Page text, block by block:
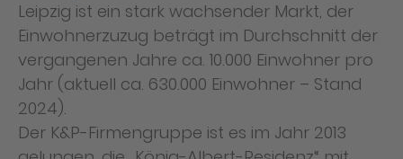
Leipzig ist ein stark wachsender Markt, der
Einwohnerzuzug beträgt im Durchschnitt der
vergangenen Jahre ca. 10.000 Einwohner pro
Jahr (aktuell ca. 630.000 Einwohner – Stand
2024).
Der K&P-Firmengruppe ist es im Jahr 2013